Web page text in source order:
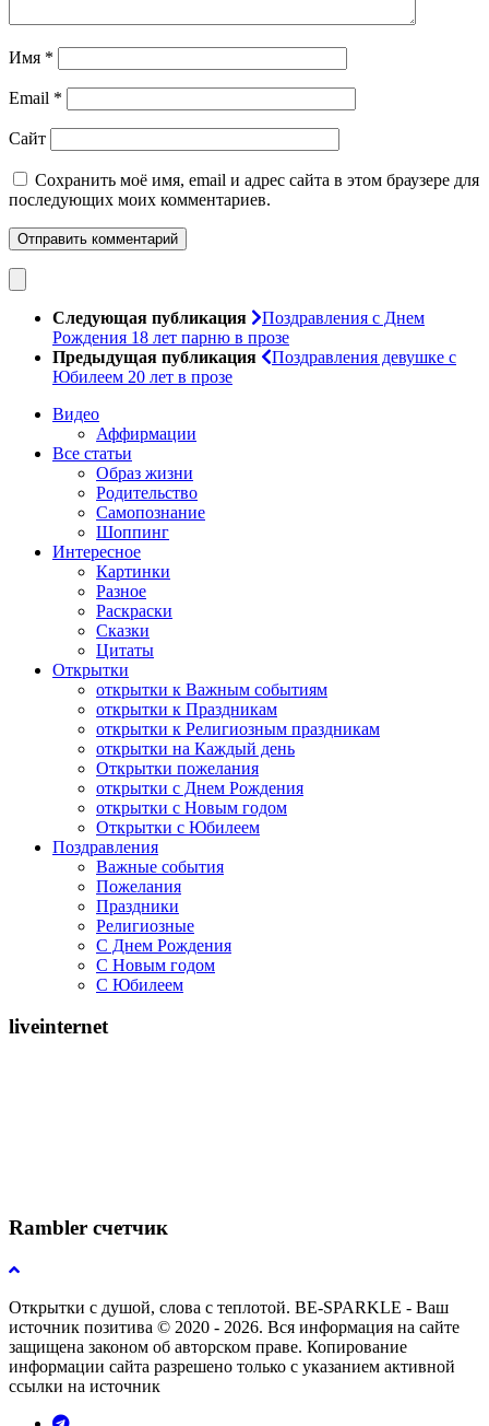
Имя *
Email *
Сайт
Сохранить моё имя, email и адрес сайта в этом браузере для
последующих моих комментариев.
Следующая публикация
Поздравления с Днем
Рождения 18 лет парню в прозе
Предыдущая публикация
Поздравления девушке с
Юбилеем 20 лет в прозе
Видео
Аффирмации
Все статьи
Образ жизни
Родительство
Самопознание
Шоппинг
Интересное
Картинки
Разное
Раскраски
Сказки
Цитаты
Открытки
открытки к Важным событиям
открытки к Праздникам
открытки к Религиозным праздникам
открытки на Каждый день
Открытки пожелания
открытки с Днем Рождения
открытки с Новым годом
Открытки с Юбилеем
Поздравления
Важные события
Пожелания
Праздники
Религиозные
С Днем Рождения
С Новым годом
С Юбилеем
liveinternet
Rambler счетчик
Открытки с душой, слова с теплотой. BE-SPARKLE - Ваш
источник позитива © 2020 - 2026. Вся информация на сайте
защищена законом об авторском праве. Копирование
информации сайта разрешено только с указанием активной
ссылки на источник